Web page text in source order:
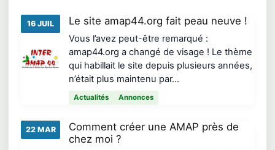
16 JUIL Le site amap44.org fait peau neuve !
Vous l’avez peut-être remarqué :
amap44.org a changé de visage ! Le thème
qui habillait le site depuis plusieurs années,
n’était plus maintenu par…
Actualités Annonces
22 MAR
Comment créer une AMAP près de
chez moi ?